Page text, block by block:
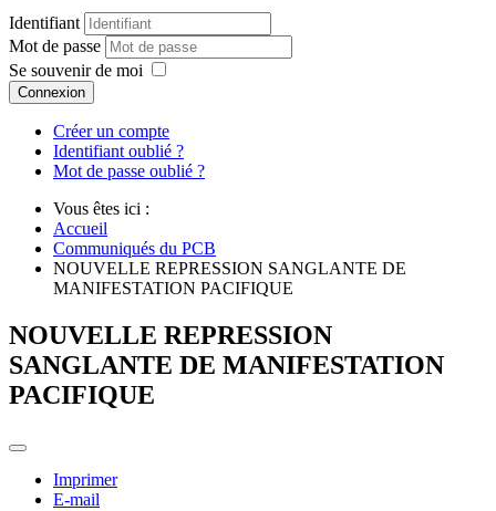
Identifiant
Mot de passe
Se souvenir de moi
Connexion
Créer un compte
Identifiant oublié ?
Mot de passe oublié ?
Vous êtes ici :
Accueil
Communiqués du PCB
NOUVELLE REPRESSION SANGLANTE DE
MANIFESTATION PACIFIQUE
NOUVELLE REPRESSION
SANGLANTE DE MANIFESTATION
PACIFIQUE
Imprimer
E-mail